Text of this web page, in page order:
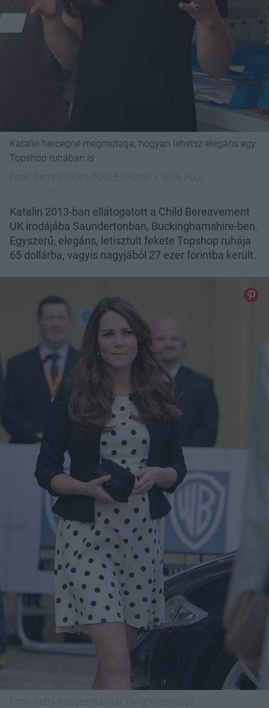
Katalin hercegné megmutatja, hogyan lehetsz elegáns egy
Topshop ruhában is
Katalin 2013-ban ellátogatott a Child Bereavement
UK irodájába Saundertonban, Buckinghamshire-ben.
Egyszerű, elegáns, letisztult fekete Topshop ruhája
65 dollárba, vagyis nagyjából 27 ezer forintba került.